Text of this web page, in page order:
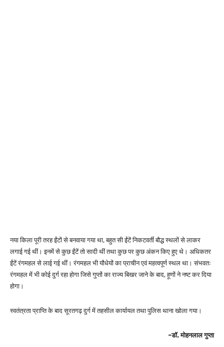
नया किला पूरी तरह ईंटों से बनवाया गया था, बहुत सी ईंटें निकटवर्ती बौद्ध स्थलों से लाकर
लगाई गई थीं। इनमें से कुछ ईंटें तो सादी थीं तथा कुछ पर कुछ अंकन किए हुए थे। अधिकतर
ईंटें रंगमहल से लाई गई थीं। रंगमहल भी यौधेयों का प्राचीन एवं महत्वपूर्ण स्थल था। संभवतः
रंगमहल में भी कोई दुर्ग रहा होगा जिसे गुप्तों का राज्य बिखर जाने के बाद, हूणों ने नष्ट कर दिया
होगा।
स्वतंत्रता प्राप्ति के बाद सूरतगढ़ दुर्ग में तहसील कार्यायल तथा पुलिस थाना खोला गया।
-डॉ. मोहनलाल गुप्ता